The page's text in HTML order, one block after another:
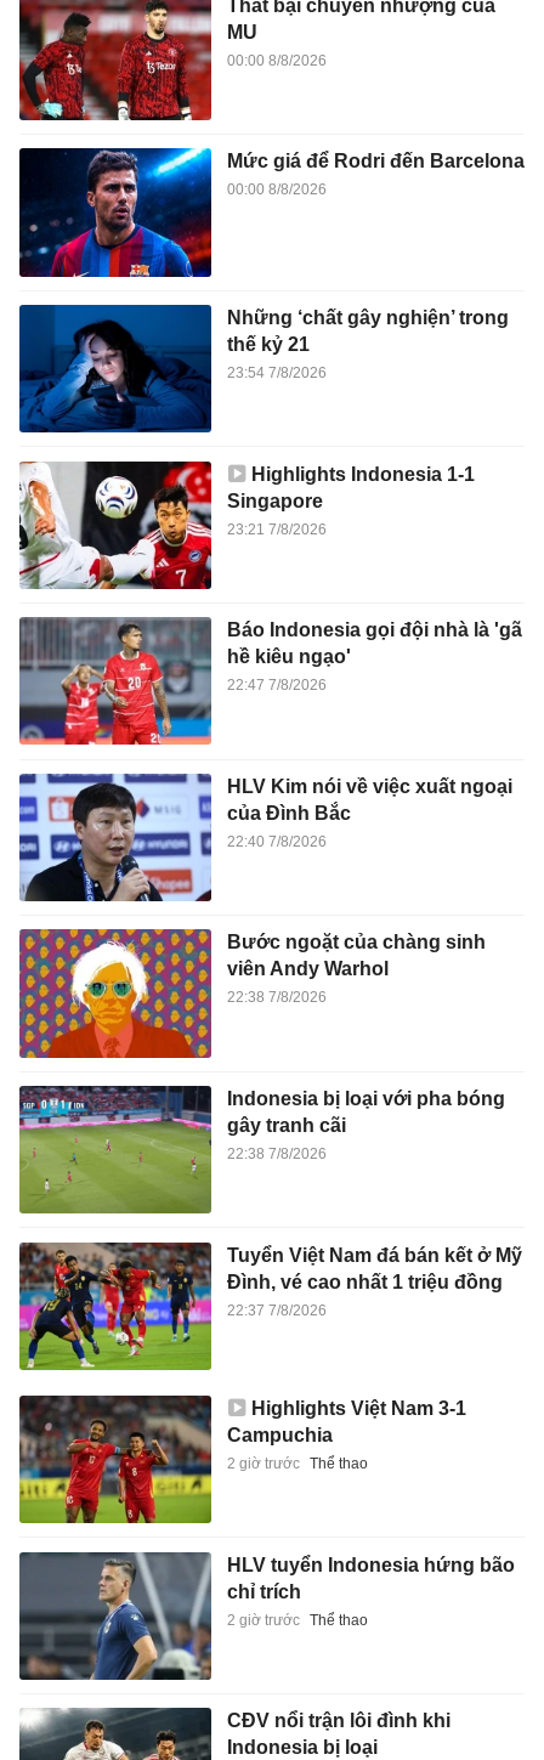
Thất bại chuyển nhượng của
MU
00:00 8/8/2026
Mức giá để Rodri đến Barcelona
00:00 8/8/2026
Những ‘chất gây nghiện’ trong
thế kỷ 21
23:54 7/8/2026
Highlights Indonesia 1-1
Singapore
23:21 7/8/2026
Báo Indonesia gọi đội nhà là 'gã
hề kiêu ngạo'
22:47 7/8/2026
HLV Kim nói về việc xuất ngoại
của Đình Bắc
22:40 7/8/2026
Bước ngoặt của chàng sinh
viên Andy Warhol
22:38 7/8/2026
Indonesia bị loại với pha bóng
gây tranh cãi
22:38 7/8/2026
Tuyển Việt Nam đá bán kết ở Mỹ
Đình, vé cao nhất 1 triệu đồng
22:37 7/8/2026
Highlights Việt Nam 3-1
Campuchia
2 giờ trước Thể thao
HLV tuyển Indonesia hứng bão
chỉ trích
2 giờ trước Thể thao
CĐV nổi trận lôi đình khi
Indonesia bị loại